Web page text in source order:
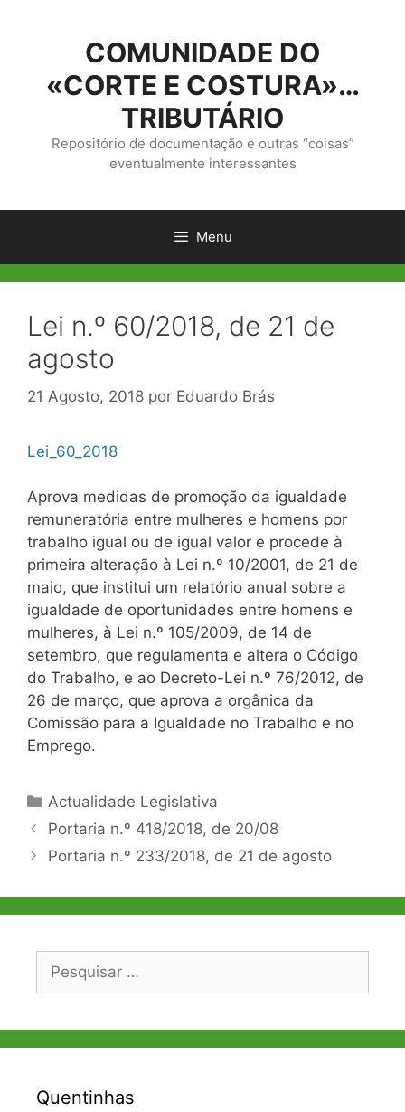
conteúdo
COMUNIDADE DO
«CORTE E COSTURA»…
TRIBUTÁRIO
Repositório de documentação e outras “coisas”
eventualmente interessantes
Menu
Lei n.º 60/2018, de 21 de
agosto
21 Agosto, 2018 por Eduardo Brás
Lei_60_2018
Aprova medidas de promoção da igualdade
remuneratória entre mulheres e homens por
trabalho igual ou de igual valor e procede à
primeira alteração à Lei n.º 10/2001, de 21 de
maio, que institui um relatório anual sobre a
igualdade de oportunidades entre homens e
mulheres, à Lei n.º 105/2009, de 14 de
setembro, que regulamenta e altera o Código
do Trabalho, e ao Decreto-Lei n.º 76/2012, de
26 de março, que aprova a orgânica da
Comissão para a Igualdade no Trabalho e no
Emprego.
Categorias
Actualidade Legislativa
Navegação
de
Portaria n.º 418/2018, de 20/08
Portaria n.º 233/2018, de 21 de agosto
Pesquisar
Quentinhas